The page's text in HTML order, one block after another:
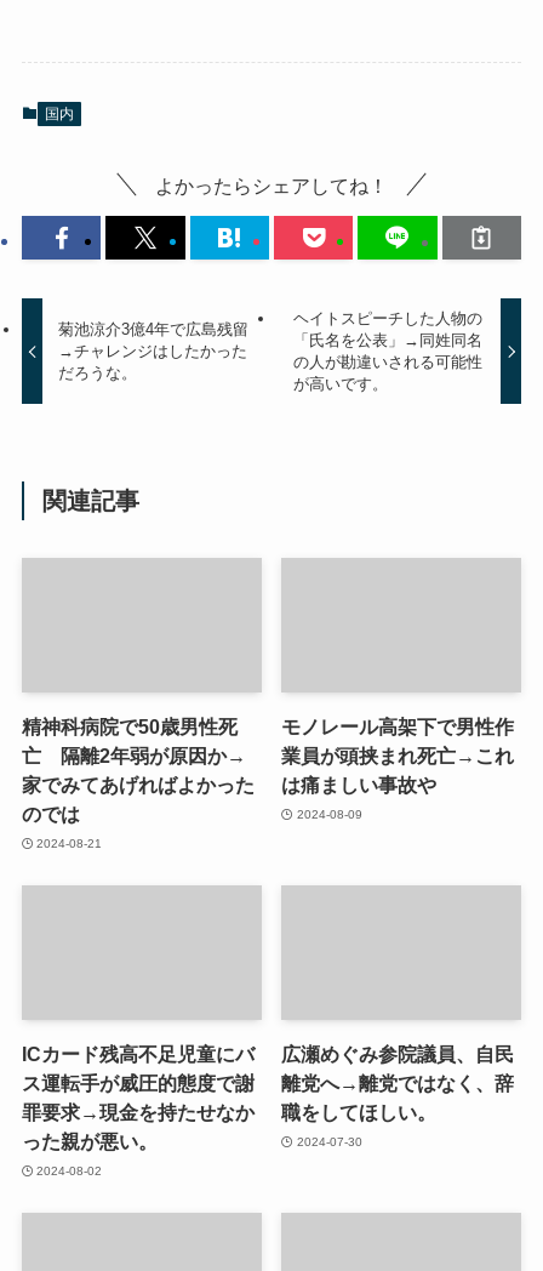
国内
よかったらシェアしてね！
菊池涼介3億4年で広島残留
→チャレンジはしたかった
だろうな。
ヘイトスピーチした人物の
「氏名を公表」→同姓同名
の人が勘違いされる可能性
が高いです。
関連記事
精神科病院で50歳男性死
亡 隔離2年弱が原因か→
家でみてあげればよかった
のでは
2024-08-21
モノレール高架下で男性作
業員が頭挟まれ死亡→これ
は痛ましい事故や
2024-08-09
ICカード残高不足児童にバ
ス運転手が威圧的態度で謝
罪要求→現金を持たせなか
った親が悪い。
2024-08-02
広瀬めぐみ参院議員、自民
離党へ→離党ではなく、辞
職をしてほしい。
2024-07-30